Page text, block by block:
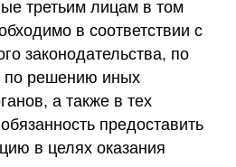
третьим лицам в том
в соответствии с
законодательства, по
по решению иных
а также в тех
предоставить
в целях оказания